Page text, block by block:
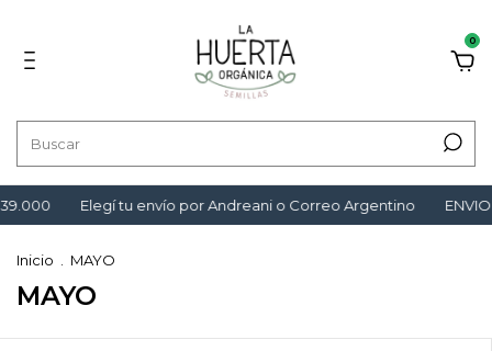
0
Elegí tu envío por Andreani o Correo Argentino ENVIO
Inicio MAYO
MAYO